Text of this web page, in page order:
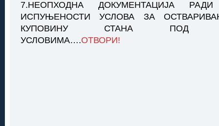
7.НЕОПХОДНА ДОКУМЕНТАЦИЈA
ИСПУЊЕНОСТИ УСЛОВА ЗА
КУПОВИНУ СТАНА ПОД
УСЛОВИМА….ОТВОРИ!